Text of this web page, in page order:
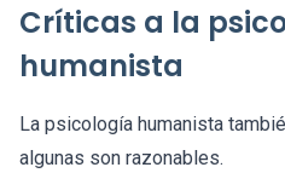
Críticas a la
humanista
La psicología humanista
algunas son razonables.